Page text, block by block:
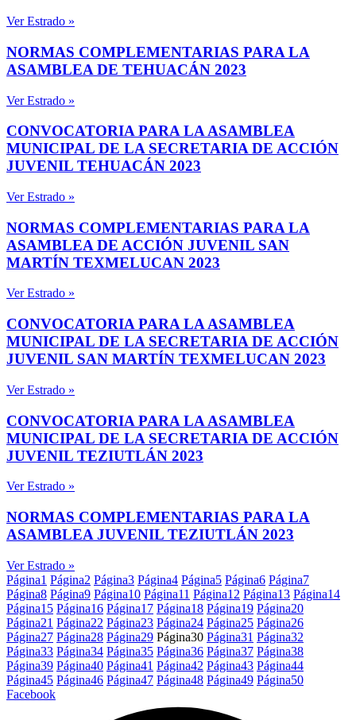
Ver Estrado »
NORMAS COMPLEMENTARIAS PARA LA
ASAMBLEA DE TEHUACÁN 2023
Ver Estrado »
CONVOCATORIA PARA LA ASAMBLEA
MUNICIPAL DE LA SECRETARIA DE ACCIÓN
JUVENIL TEHUACÁN 2023
Ver Estrado »
NORMAS COMPLEMENTARIAS PARA LA
ASAMBLEA DE ACCIÓN JUVENIL SAN
MARTÍN TEXMELUCAN 2023
Ver Estrado »
CONVOCATORIA PARA LA ASAMBLEA
MUNICIPAL DE LA SECRETARIA DE ACCIÓN
JUVENIL SAN MARTÍN TEXMELUCAN 2023
Ver Estrado »
CONVOCATORIA PARA LA ASAMBLEA
MUNICIPAL DE LA SECRETARIA DE ACCIÓN
JUVENIL TEZIUTLÁN 2023
Ver Estrado »
NORMAS COMPLEMENTARIAS PARA LA
ASAMBLEA JUVENIL TEZIUTLÁN 2023
Ver Estrado »
Página1 Página2 Página3 Página4 Página5 Página6 Página7
Página8 Página9 Página10 Página11 Página12 Página13 Página14
Página15 Página16 Página17 Página18 Página19 Página20
Página21 Página22 Página23 Página24 Página25 Página26
Página27 Página28 Página29 Página30 Página31 Página32
Página33 Página34 Página35 Página36 Página37 Página38
Página39 Página40 Página41 Página42 Página43 Página44
Página45 Página46 Página47 Página48 Página49 Página50
Facebook